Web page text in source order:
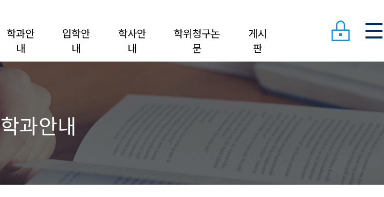
학과안
내
입학안
내
학사안
내
학위청구논
문
게시
판
학과안내